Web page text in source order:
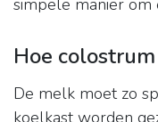
simpele manier
Hoe
De melk moet zo
koelkast worden